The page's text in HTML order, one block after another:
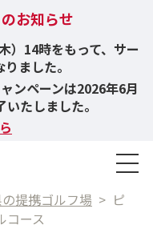
お知らせ
）14時をもって、サー
ました。
ンペーンは2026年6月
たしました。
提携ゴルフ場 > ピ
ース